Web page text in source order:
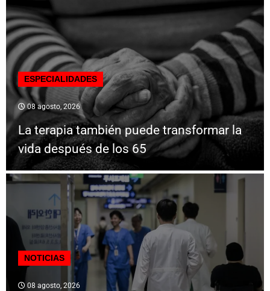
ESPECIALIDADES
08 agosto, 2026
La terapia también puede transformar la
vida después de los 65
NOTICIAS
08 agosto, 2026